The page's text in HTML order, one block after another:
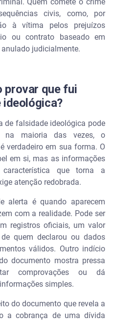
civis, como, por
à vítima pelos prejuízos
ou contrato baseado em
judicialmente.
provar que fui
de falsidade ideológica pode
na maioria das vezes, o
verdadeiro em sua forma. O
em si, mas as informações
que torna a
atenção redobrada.
alerta é quando aparecem
com a realidade. Pode ser
registros oficiais, um valor
quem declarou ou dados
válidos. Outro indício
documento mostra pressa
comprovações ou dá
simples.
do documento que revela a
a cobrança de uma dívida